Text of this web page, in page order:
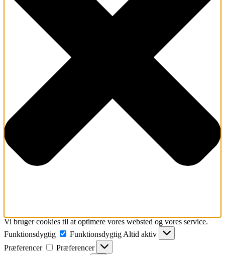
Vi bruger cookies til at optimere vores websted og vores service.
Funktionsdygtig
Funktionsdygtig Altid aktiv
Præferencer
Præferencer